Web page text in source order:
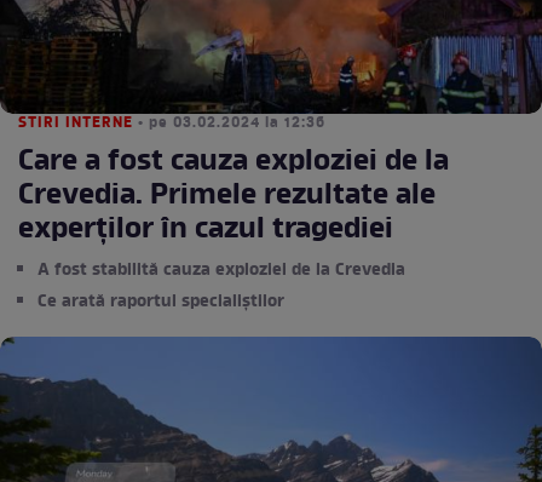
STIRI INTERNE • pe 03.02.2024 la 12:36
Care a fost cauza exploziei de la
Crevedia. Primele rezultate ale
experţilor în cazul tragediei
A fost stabilită cauza exploziei de la Crevedia
Ce arată raportul specialiștilor